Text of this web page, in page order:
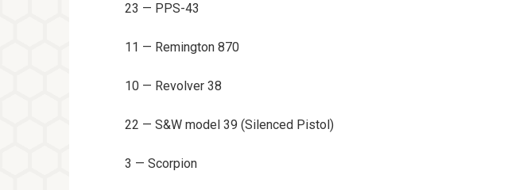
23 — PPS-43
11 — Remington 870
10 — Revolver 38
22 — S&W model 39 (Silenced Pistol)
3 — Scorpion